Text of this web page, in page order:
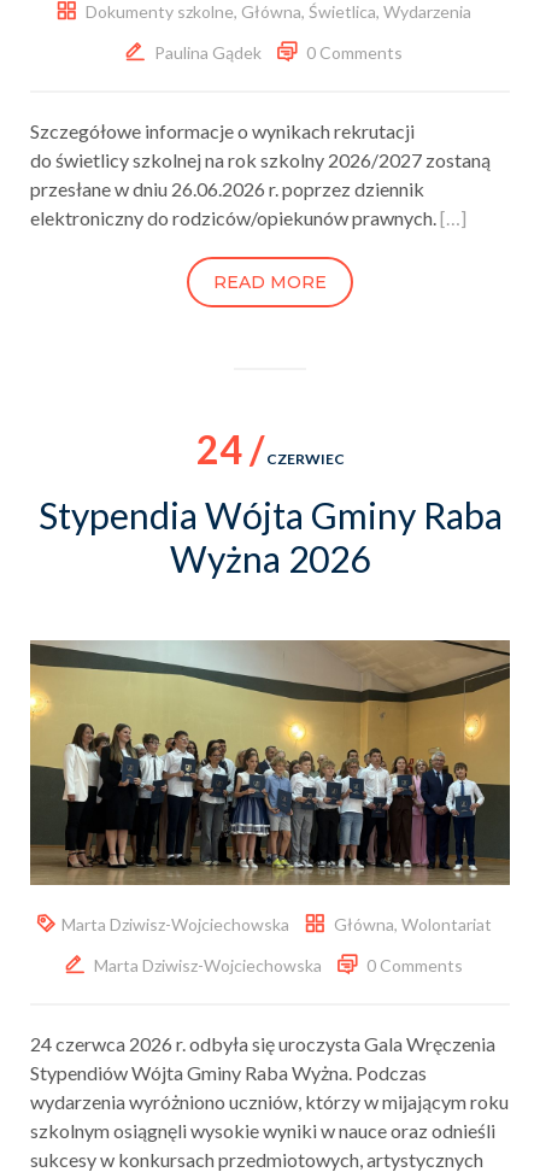
Dokumenty szkolne, Główna, Świetlica, Wydarzenia
Paulina Gądek
0 Comments
Szczegółowe informacje o wynikach rekrutacji
do świetlicy szkolnej na rok szkolny 2026/2027 zostaną
przesłane w dniu 26.06.2026 r. poprzez dziennik
elektroniczny do rodziców/opiekunów prawnych.[…]
READ MORE
24 / CZERWIEC
Stypendia Wójta Gminy Raba
Wyżna 2026
Marta Dziwisz-Wojciechowska Główna, Wolontariat
Marta Dziwisz-Wojciechowska
0 Comments
24 czerwca 2026 r. odbyła się uroczysta Gala Wręczenia
Stypendiów Wójta Gminy Raba Wyżna. Podczas
wydarzenia wyróżniono uczniów, którzy w mijającym roku
szkolnym osiągnęli wysokie wyniki w nauce oraz odnieśli
sukcesy w konkursach przedmiotowych, artystycznych